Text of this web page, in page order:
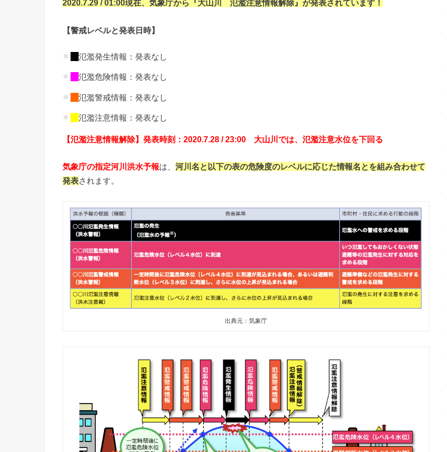
2020.7.29 / 01:00現在、気象庁から『大山川 氾濫注意情報解除』が発表されています！
【警戒レベルと発表日時】
氾濫発生情報：発表なし
氾濫危険情報：発表なし
氾濫警戒情報：発表なし
氾濫注意情報：発表なし
【氾濫注意情報解除】発表時刻：2020.7.28 / 23:00 大山川では、氾濫注意水位を下回る
気象庁の指定河川洪水予報は、 河川名と以下の表の危険度のレベルに応じた情報名とを組み合わせて
発表されます。
出典元：気象庁